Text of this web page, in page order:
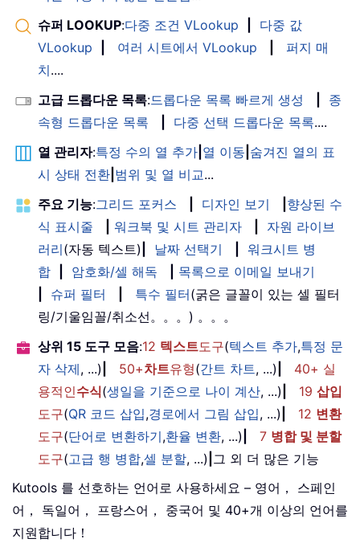
슈퍼 LOOKUP:다중 조건 VLookup
다중 값
VLookup
여러 시트에서 VLookup
퍼지 매
치....
고급 드롭다운 목록:드롭다운 목록 빠르게 생성
종
속형 드롭다운 목록
다중 선택 드롭다운 목록....
열 관리자:특정 수의 열 추가 열 이동 숨겨진 열의 표
시 상태 전환 범위 및 열 비교...
주요 기능:그리드 포커스 디자인 보기
향상된 수
식 표시줄
워크북 및 시트 관리자
자원 라이브
러리(자동 텍스트) 날짜 선택기
워크시트 병
합
암호화/셀 해독
목록으로 이메일 보내기
슈퍼 필터 특수 필터(굵은 글꼴이 있는 셀 필터
링/기울임꼴/취소선。。。) 。。。
상위 15 도구 모음:12 텍스트도구(텍스트 추가,특정 문
자 삭제, ...) 50+차트유형(간트 차트, ...)
40+ 실
용적인수식(생일을 기준으로 나이 계산, ...) 19 삽입
도구(QR 코드 삽입,경로에서 그림 삽입, ...) 12 변환
도구(단어로 변환하기,환율 변환, ...) 7 병합 및 분할
도구(고급 행 병합,셀 분할, ...) 그 외 더 많은 기능
Kutools 를 선호하는 언어로 사용하세요 – 영어， 스페인
어， 독일어， 프랑스어， 중국어 및 40+개 이상의 언어를
지원합니다！